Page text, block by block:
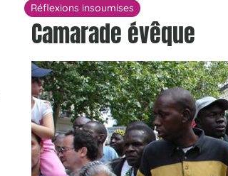
Réflexions insoumises
Camarade évêque